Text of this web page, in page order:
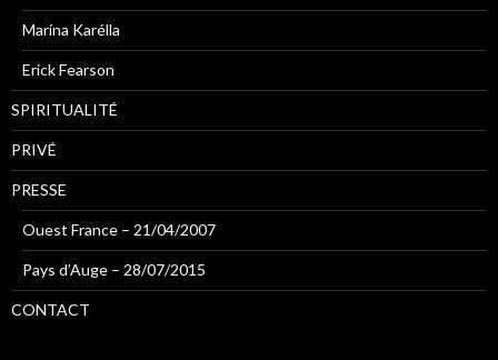
Marína Karélla
Erick Fearson
SPIRITUALITÉ
PRIVÉ
PRESSE
Ouest France – 21/04/2007
Pays d’Auge – 28/07/2015
CONTACT